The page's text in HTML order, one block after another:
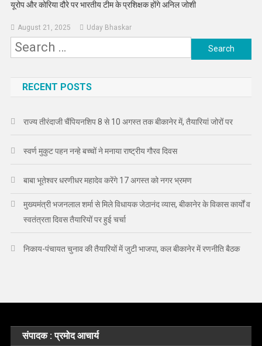
यूरोप और कोरिया दौरे पर भारतीय टीम के प्रशिक्षक होंगे अनिल जोशी
August 21, 2025 Uday Bhaskar
Search
RECENT POSTS
राज्य तीरंदाजी चैंपियनशिप 8 से 10 अगस्त तक बीकानेर में, तैयारियां जोरों पर
स्वर्ण मुकुट पहन नन्हे बच्चों ने मनाया राष्ट्रीय गौरव दिवस
बाबा भूतेश्वर धरणीधर महादेव करेंगे 17 अगस्त को नगर भ्रमण
मुख्यमंत्री भजनलाल शर्मा से मिले विधायक जेठानंद व्यास, बीकानेर के विकास कार्यों व
स्वतंत्रता दिवस तैयारियों पर हुई चर्चा
निकाय-पंचायत चुनाव की तैयारियों में जुटी भाजपा, कल बीकानेर में रणनीति बैठक
संपादक : प्रमोद आचार्य